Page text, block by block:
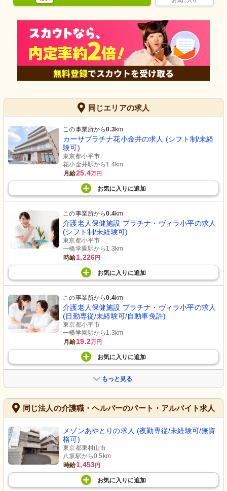
同じエリアの求人
この事業所から0.3km
カーサプラチナ花小金井の求人 (シフト制/未経
験可)
東京都小平市
花小金井駅から1.4km
月給25.4万円
お気に入り に追加
この事業所から0.4km
介護老人保健施設 プラチナ・ヴィラ小平の求人
(シフト制/未経験可)
東京都小平市
一橋学園駅から1.3km
時給1,226円
お気に入り に追加
この事業所から0.4km
介護老人保健施設 プラチナ・ヴィラ小平の求人
(日勤専従/未経験可/自動車免許)
東京都小平市
一橋学園駅から1.3km
月給19.2万円
お気に入り に追加
もっと見る
同じ法人の介護職・ヘルパーのパート・アルバイト求人
メゾンあやとりの求人 (夜勤専従/未経験可/無資
格可)
東京都東村山市
八坂駅から0.5km
時給1,453円
お気に入り に追加